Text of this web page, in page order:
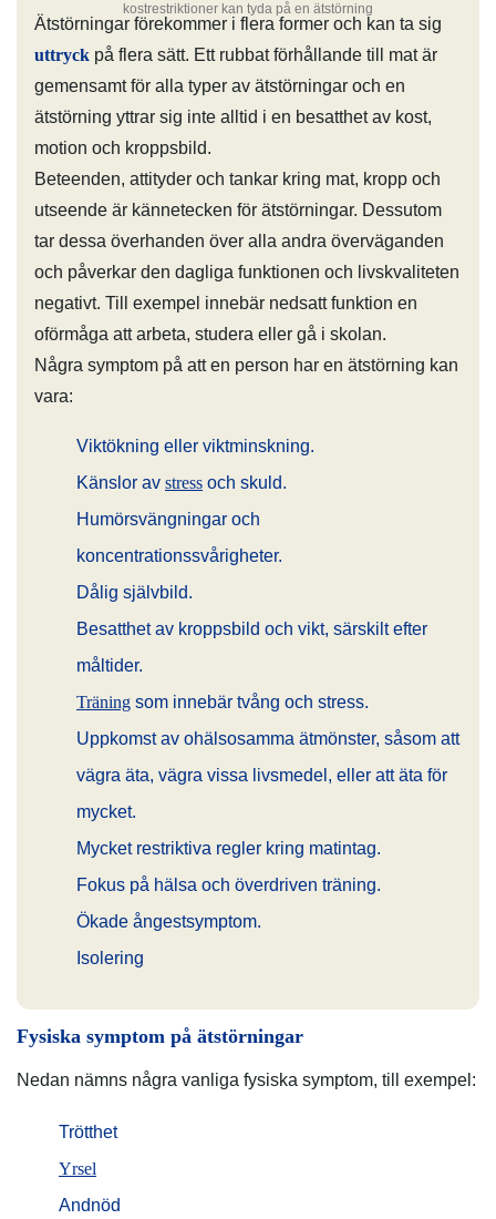
kostrestriktioner kan tyda på en ätstörning
Ätstörningar förekommer i flera former och kan ta sig
uttryck på flera sätt. Ett rubbat förhållande till mat är
gemensamt för alla typer av ätstörningar och en
ätstörning yttrar sig inte alltid i en besatthet av kost,
motion och kroppsbild.
Beteenden, attityder och tankar kring mat, kropp och
utseende är kännetecken för ätstörningar. Dessutom
tar dessa överhanden över alla andra överväganden
och påverkar den dagliga funktionen och livskvaliteten
negativt. Till exempel innebär nedsatt funktion en
oförmåga att arbeta, studera eller gå i skolan.
Några symptom på att en person har en ätstörning kan
vara:
Viktökning eller viktminskning.
Känslor av stress och skuld.
Humörsvängningar och
koncentrationssvårigheter.
Dålig självbild.
Besatthet av kroppsbild och vikt, särskilt efter
måltider.
Träning som innebär tvång och stress.
Uppkomst av ohälsosamma ätmönster, såsom att
vägra äta, vägra vissa livsmedel, eller att äta för
mycket.
Mycket restriktiva regler kring matintag.
Fokus på hälsa och överdriven träning.
Ökade ångestsymptom.
Isolering
Fysiska symptom på ätstörningar
Nedan nämns några vanliga fysiska symptom, till exempel:
Trötthet
Yrsel
Andnöd